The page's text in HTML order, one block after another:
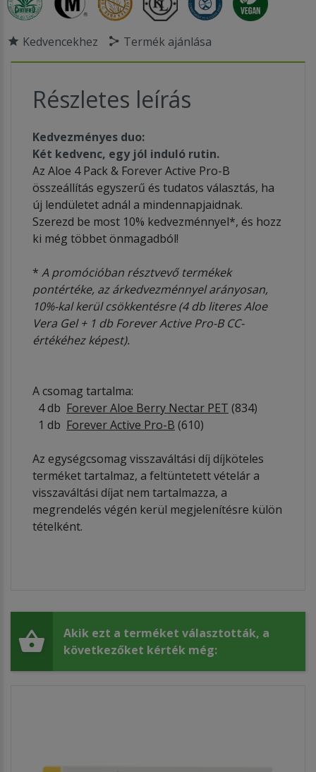
Kedvencekhez Termék ajánlása
Részletes leírás
Kedvezményes duo:
Két kedvenc, egy jól induló rutin.
Az Aloe 4 Pack & Forever Active Pro-B
összeállítás egyszerű és tudatos választás, ha
új lendületet adnál a mindennapjaidnak.
Szerezd be most 10% kedvezménnyel*, és hozz
ki még többet önmagadból!
* A promócióban résztvevő termékek
pontértéke, az árkedvezménnyel arányosan,
10%-kal kerül csökkentésre (4 db literes Aloe
Vera Gel + 1 db Forever Active Pro-B CC-
értékéhez képest).
A csomag tartalma:
4 db Forever Aloe Berry Nectar PET (834)
1 db Forever Active Pro-B (610)
Az egységcsomag visszaváltási díj díjköteles
terméket tartalmaz, a feltüntetett vételár a
visszaváltási díjat nem tartalmazza, a
megrendelés végén kerül megjelenítésre külön
tételként.
Akik ezt a terméket választották, a
következőket kérték még: